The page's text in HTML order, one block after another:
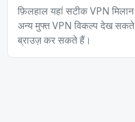
फ़िलहाल यहां सटीक VPN
अन्य मुफ्त VPN विकल्प देख सकते
ब्राउज़ कर सकते हैं।